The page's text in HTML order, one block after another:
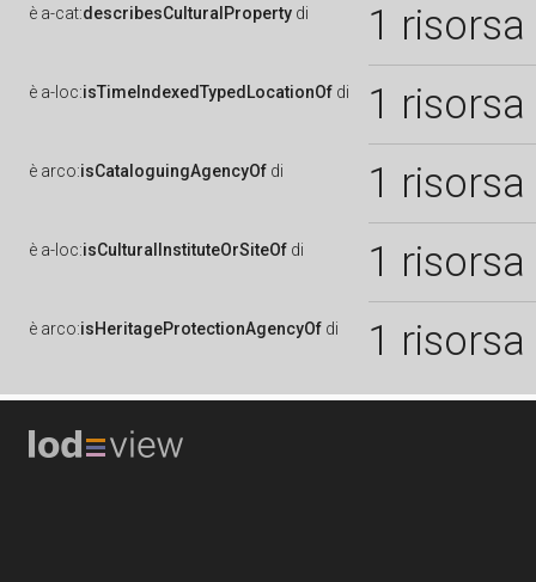
è a-cat:describesCulturalProperty di 1 risorsa
è a-loc:isTimeIndexedTypedLocationOf di 1 risorsa
è arco:isCataloguingAgencyOf di 1 risorsa
è a-loc:isCulturalInstituteOrSiteOf di 1 risorsa
è arco:isHeritageProtectionAgencyOf di 1 risorsa